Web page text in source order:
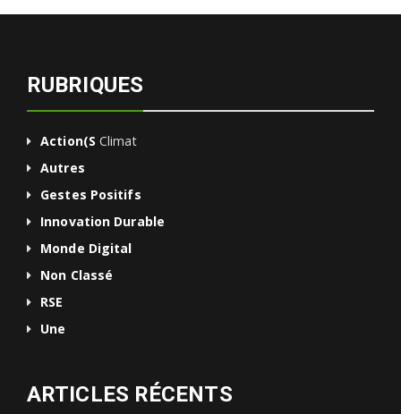
RUBRIQUES
Action(s Climat
Autres
Gestes Positifs
Innovation Durable
Monde Digital
Non Classé
RSE
Une
ARTICLES RÉCENTS